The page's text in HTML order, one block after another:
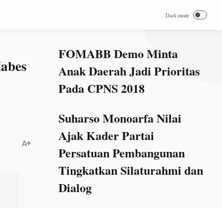
FOMABB Demo Minta
Anak Daerah Jadi Prioritas
Pada CPNS 2018
Suharso Monoarfa Nilai
Ajak Kader Partai
Persatuan Pembangunan
Tingkatkan Silaturahmi dan
Dialog